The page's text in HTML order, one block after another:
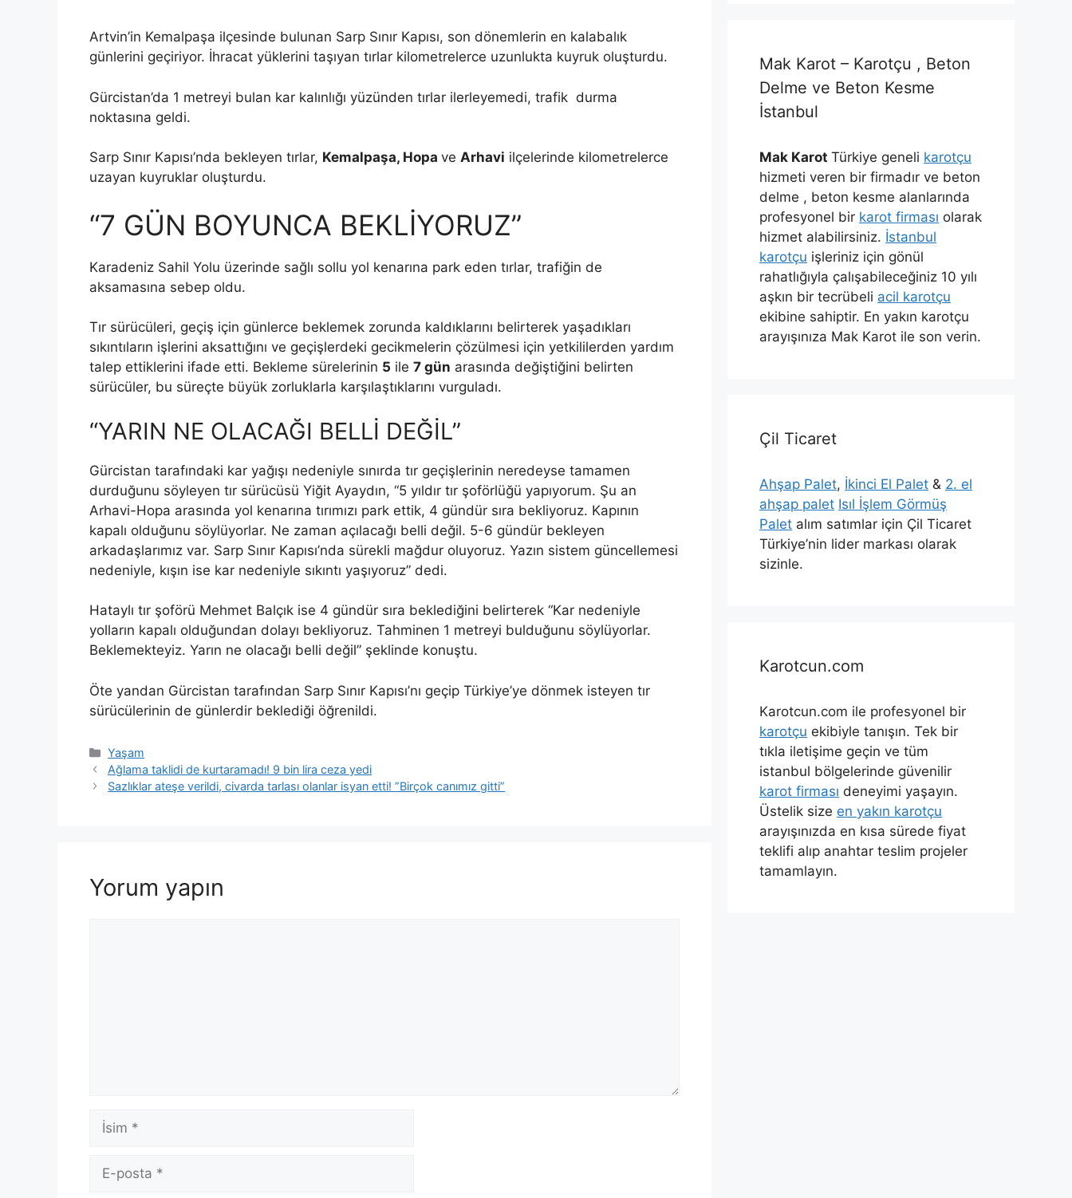
Artvin’in Kemalpaşa ilçesinde bulunan Sarp Sınır Kapısı, son dönemlerin en kalabalık
günlerini geçiriyor. İhracat yüklerini taşıyan tırlar kilometrelerce uzunlukta kuyruk oluşturdu.
Gürcistan’da 1 metreyi bulan kar kalınlığı yüzünden tırlar ilerleyemedi, trafik durma
noktasına geldi.
Sarp Sınır Kapısı’nda bekleyen tırlar, Kemalpaşa, Hopa ve Arhavi ilçelerinde kilometrelerce
uzayan kuyruklar oluşturdu.
“7 GÜN BOYUNCA BEKLİYORUZ”
Karadeniz Sahil Yolu üzerinde sağlı sollu yol kenarına park eden tırlar, trafiğin de
aksamasına sebep oldu.
Tır sürücüleri, geçiş için günlerce beklemek zorunda kaldıklarını belirterek yaşadıkları
sıkıntıların işlerini aksattığını ve geçişlerdeki gecikmelerin çözülmesi için yetkililerden yardım
talep ettiklerini ifade etti. Bekleme sürelerinin 5 ile 7 gün arasında değiştiğini belirten
sürücüler, bu süreçte büyük zorluklarla karşılaştıklarını vurguladı.
“YARIN NE OLACAĞI BELLİ DEĞİL”
Gürcistan tarafındaki kar yağışı nedeniyle sınırda tır geçişlerinin neredeyse tamamen
durduğunu söyleyen tır sürücüsü Yiğit Ayaydın, “5 yıldır tır şoförlüğü yapıyorum. Şu an
Arhavi-Hopa arasında yol kenarına tırımızı park ettik, 4 gündür sıra bekliyoruz. Kapının
kapalı olduğunu söylüyorlar. Ne zaman açılacağı belli değil. 5-6 gündür bekleyen
arkadaşlarımız var. Sarp Sınır Kapısı’nda sürekli mağdur oluyoruz. Yazın sistem güncellemesi
nedeniyle, kışın ise kar nedeniyle sıkıntı yaşıyoruz” dedi.
Hataylı tır şoförü Mehmet Balçık ise 4 gündür sıra beklediğini belirterek “Kar nedeniyle
yolların kapalı olduğundan dolayı bekliyoruz. Tahminen 1 metreyi bulduğunu söylüyorlar.
Beklemekteyiz. Yarın ne olacağı belli değil” şeklinde konuştu.
Öte yandan Gürcistan tarafından Sarp Sınır Kapısı’nı geçip Türkiye’ye dönmek isteyen tır
sürücülerinin de günlerdir beklediği öğrenildi.
Kategoriler
Yaşam
Ağlama taklidi de kurtaramadı! 9 bin lira ceza yedi
Sazlıklar ateşe verildi, civarda tarlası olanlar isyan etti! ”Birçok canımız gitti”
Yorum yapın
İsim
posta
Mak Karot – Karotçu , Beton
Delme ve Beton Kesme
İstanbul
Mak Karot Türkiye geneli karotçu
hizmeti veren bir firmadır ve beton
delme , beton kesme alanlarında
profesyonel bir karot firması olarak
hizmet alabilirsiniz. İstanbul
karotçu işleriniz için gönül
rahatlığıyla çalışabileceğiniz 10 yılı
aşkın bir tecrübeli acil karotçu
ekibine sahiptir. En yakın karotçu
arayışınıza Mak Karot ile son verin.
Çil Ticaret
Ahşap Palet, İkinci El Palet & 2. el
ahşap palet Isıl İşlem Görmüş
Palet alım satımlar için Çil Ticaret
Türkiye’nin lider markası olarak
sizinle.
Karotcun.com
Karotcun.com ile profesyonel bir
karotçu ekibiyle tanışın. Tek bir
tıkla iletişime geçin ve tüm
istanbul bölgelerinde güvenilir
karot firması deneyimi yaşayın.
Üstelik size en yakın karotçu
arayışınızda en kısa sürede fiyat
teklifi alıp anahtar teslim projeler
tamamlayın.